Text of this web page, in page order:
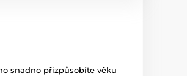
snadno přizpůsobíte věku